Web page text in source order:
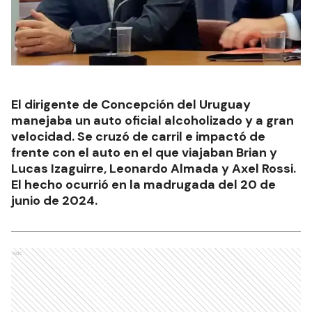
El dirigente de Concepción del Uruguay
manejaba un auto oficial alcoholizado y a gran
velocidad. Se cruzó de carril e impactó de
frente con el auto en el que viajaban Brian y
Lucas Izaguirre, Leonardo Almada y Axel Rossi.
El hecho ocurrió en la madrugada del 20 de
junio de 2024.
Ads